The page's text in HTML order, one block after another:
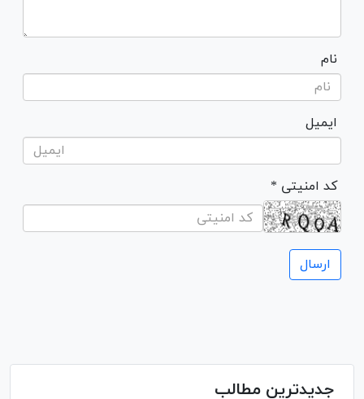
نام
ایمیل
* کد امنیتی
جدیدترین مطالب